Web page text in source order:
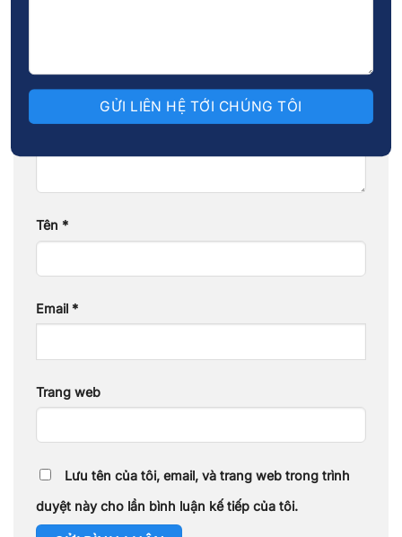
Tên *
Email *
Trang web
Lưu tên của tôi, email, và trang web trong trình
duyệt này cho lần bình luận kế tiếp của tôi.